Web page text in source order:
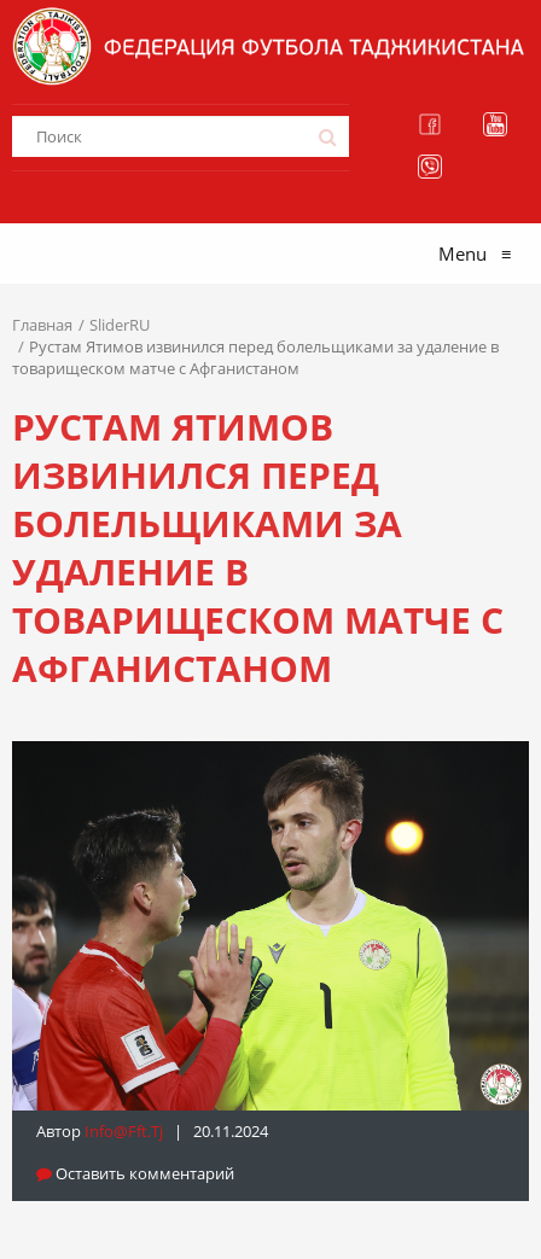
Menu ≡
Главная
SliderRU
Рустам Ятимов извинился перед болельщиками за удаление в
товарищеском матче с Афганистаном
РУСТАМ ЯТИМОВ
ИЗВИНИЛСЯ ПЕРЕД
БОЛЕЛЬЩИКАМИ ЗА
УДАЛЕНИЕ В
ТОВАРИЩЕСКОМ МАТЧЕ С
АФГАНИСТАНОМ
Автор Info@fft.tj | 20.11.2024
Оставить комментарий